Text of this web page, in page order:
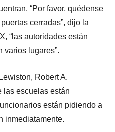
“Por favor, quédense
cerradas”, dijo la
“las autoridades están
varios lugares”.
Robert A.
las escuelas están
están pidiendo a
inmediatamente.